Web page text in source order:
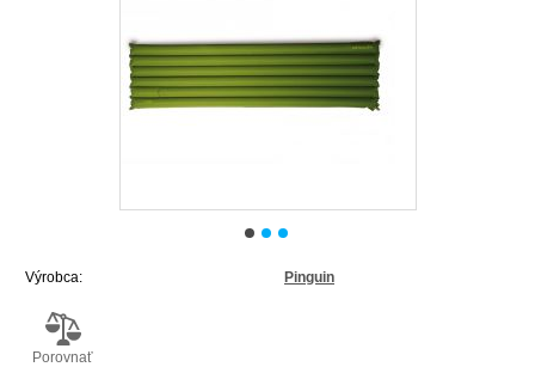
Výrobca: Pinguin
Porovnať